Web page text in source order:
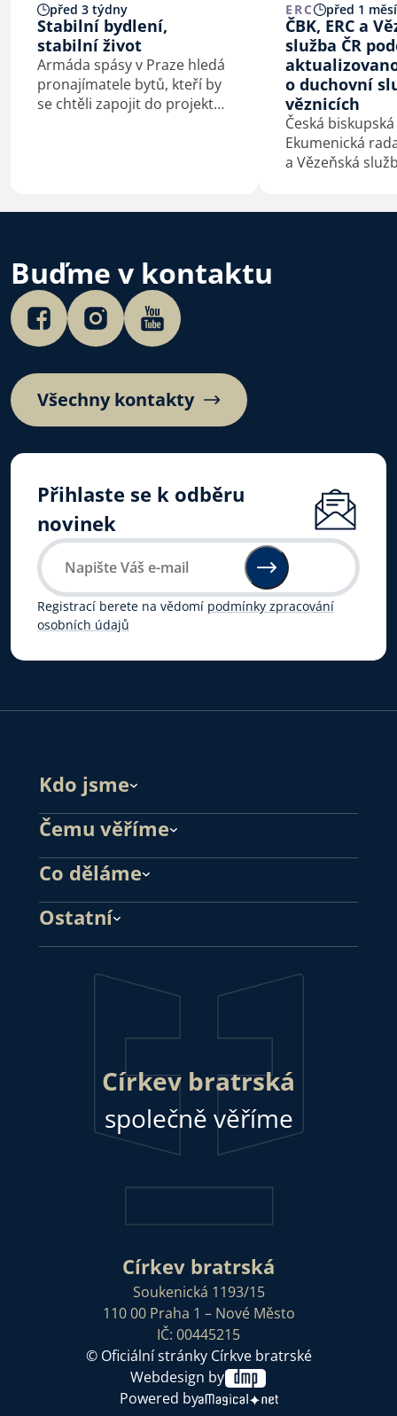
před 3 týdny
Stabilní bydlení,
stabilní život
Armáda spásy v Praze hledá
pronajímatele bytů, kteří by
se chtěli zapojit do projektu
ERC před 1
ČBK, ERC a
služba ČR
o duchovní
věznicích
Česká
Ekumenická
a Vězeňská
Buďme v kontaktu
Všechny kontakty
Přihlaste se k odběru
novinek
Registrací berete na vědomí podmínky zpracování
osobních údajů
Kdo jsme
Čemu věříme
Co děláme
Ostatní
Církev bratrská
společně věříme
Církev bratrská
Soukenická 1193/15
110 00 Praha 1 – Nové Město
IČ: 00445215
© Oficiální stránky Církve bratrské
Webdesign by
Powered by